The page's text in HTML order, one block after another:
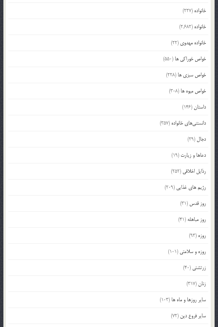
خانواده (227)
خانواده (2,682)
خانواده مهدوی (22)
خواص خوراکی ها (550)
خواص سبزی ها (228)
خواص میوه ها (308)
داستان(146)
دانستنی‌های خانواده (357)
دجال (29)
دعاها و زیارت (19)
رذایل اخلاقی (252)
رژیم های غذایی (209)
روز قدس (31)
روز مباهله (41)
روزه (93)
روزه و سلامتی (101)
زرتشتی (40)
زنان(317)
سایر روزها و ماه ها (103)
سایر فروع دین (72)